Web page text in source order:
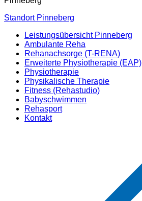
Standort Pinneberg
Leistungsübersicht Pinneberg
Ambulante Reha
Rehanachsorge (T-RENA)
Erweiterte Physiotherapie (EAP)
Physiotherapie
Physikalische Therapie
Fitness (Rehastudio)
Babyschwimmen
Rehasport
Kontakt